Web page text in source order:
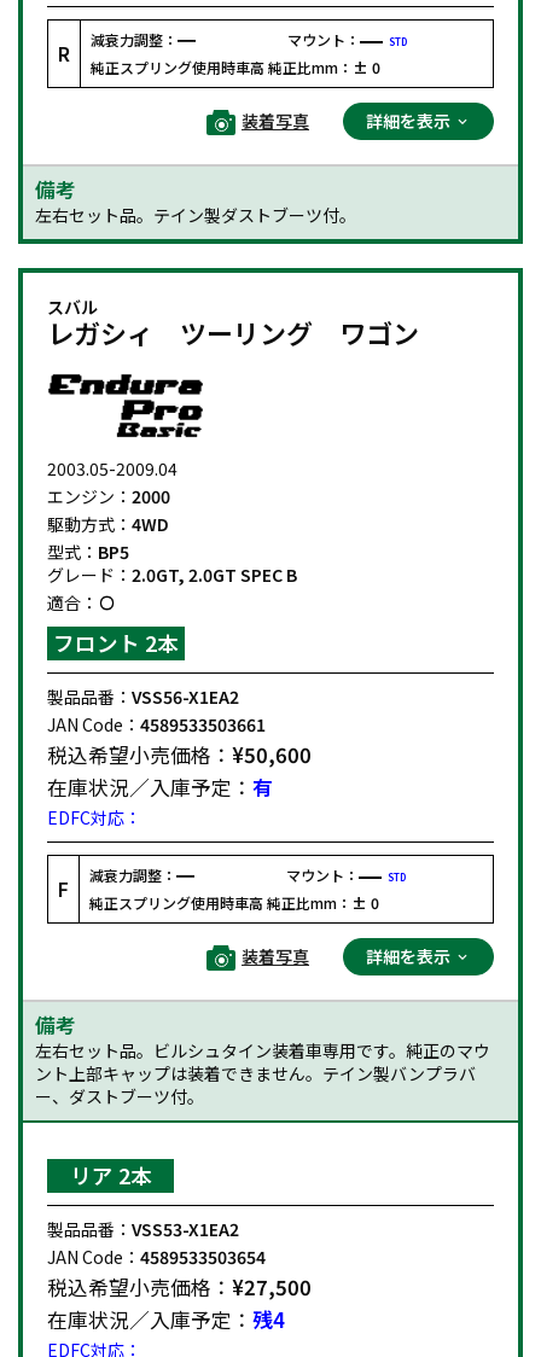
R 減衰力調整： マウント： STD
純正スプリング使用時車高 純正比mm： ± 0
装着写真 詳細を表示
備考
左右セット品。テイン製ダストブーツ付。
スバル
レガシィ ツーリング ワゴン
2003.05-2009.04
エンジン： 2000
駆動方式： 4WD
型式： BP5
グレード： 2.0GT, 2.0GT SPEC B
適合：
フロント 2本
製品品番： VSS56-X1EA2
JAN Code： 4589533503661
税込希望小売価格： ¥50,600
在庫状況／入庫予定： 有
EDFC対応：
F 減衰力調整： マウント： STD
純正スプリング使用時車高 純正比mm： ± 0
装着写真 詳細を表示
備考
左右セット品。ビルシュタイン装着車専用です。純正のマウ
ント上部キャップは装着できません。テイン製バンプラバ
ー、ダストブーツ付。
リア 2本
製品品番： VSS53-X1EA2
JAN Code： 4589533503654
税込希望小売価格： ¥27,500
在庫状況／入庫予定： 残4
EDFC対応：